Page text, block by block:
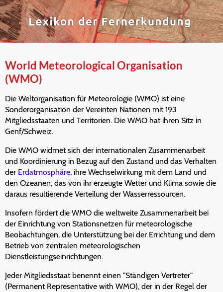
World Meteorological Organisation
(WMO)
Die Weltorganisation für Meteorologie (WMO) ist eine
Sonderorganisation der Vereinten Nationen mit 193
Mitgliedsstaaten und Territorien. Die WMO hat ihren Sitz in
Genf/Schweiz.
Die WMO widmet sich der internationalen Zusammenarbeit
und Koordinierung in Bezug auf den Zustand und das Verhalten
der Erdatmosphäre, ihre Wechselwirkung mit dem Land und
den Ozeanen, das von ihr erzeugte Wetter und Klima sowie die
daraus resultierende Verteilung der Wasserressourcen.
Insofern fördert die WMO die weltweite Zusammenarbeit bei
der Einrichtung von Stationsnetzen für meteorologische
Beobachtungen, die Unterstützung bei der Errichtung und dem
Betrieb von zentralen meteorologischen
Dienstleistungseinrichtungen.
Jeder Mitgliedsstaat benennt einen "Ständigen Vertreter"
(Permanent Representative with WMO), der in der Regel der